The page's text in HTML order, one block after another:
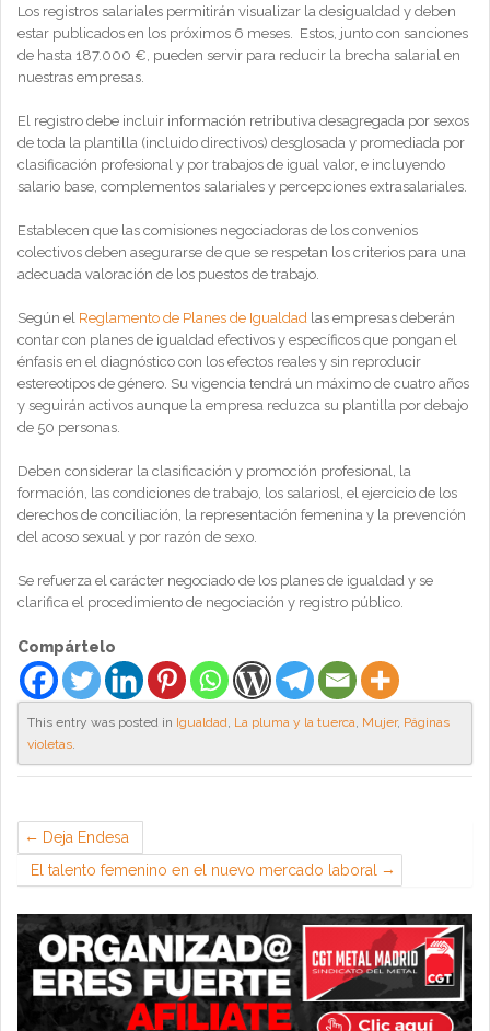
Los registros salariales permitirán visualizar la desigualdad y deben
estar publicados en los próximos 6 meses. Estos, junto con sanciones
de hasta 187.000 €, pueden servir para reducir la brecha salarial en
nuestras empresas.
El registro debe incluir información retributiva desagregada por sexos
de toda la plantilla (incluido directivos) desglosada y promediada por
clasificación profesional y por trabajos de igual valor, e incluyendo
salario base, complementos salariales y percepciones extrasalariales.
Establecen que las comisiones negociadoras de los convenios
colectivos deben asegurarse de que se respetan los criterios para una
adecuada valoración de los puestos de trabajo.
Según el Reglamento de Planes de Igualdad las empresas deberán
contar con planes de igualdad efectivos y específicos que pongan el
énfasis en el diagnóstico con los efectos reales y sin reproducir
estereotipos de género. Su vigencia tendrá un máximo de cuatro años
y seguirán activos aunque la empresa reduzca su plantilla por debajo
de 50 personas.
Deben considerar la clasificación y promoción profesional, la
formación, las condiciones de trabajo, los salariosl, el ejercicio de los
derechos de conciliación, la representación femenina y la prevención
del acoso sexual y por razón de sexo.
Se refuerza el carácter negociado de los planes de igualdad y se
clarifica el procedimiento de negociación y registro público.
Compártelo
This entry was posted in Igualdad, La pluma y la tuerca, Mujer, Páginas
violetas.
Deja Endesa
El talento femenino en el nuevo mercado laboral